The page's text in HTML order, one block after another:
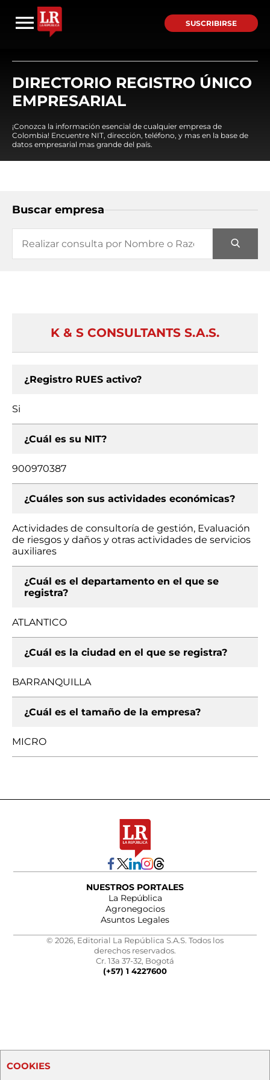
SUSCRIBIRSE
DIRECTORIO REGISTRO ÚNICO
EMPRESARIAL
¡Conozca la información esencial de cualquier empresa de
Colombia! Encuentre NIT, dirección, teléfono, y mas en la base de
datos empresarial mas grande del país.
Buscar empresa
K & S CONSULTANTS S.A.S.
¿Registro RUES activo?
Si
¿Cuál es su NIT?
900970387
¿Cuáles son sus actividades económicas?
Actividades de consultoría de gestión, Evaluación
de riesgos y daños y otras actividades de servicios
auxiliares
¿Cuál es el departamento en el que se
registra?
ATLANTICO
¿Cuál es la ciudad en el que se registra?
BARRANQUILLA
¿Cuál es el tamaño de la empresa?
MICRO
NUESTROS PORTALES
La República
Agronegocios
Asuntos Legales
© 2026, Editorial La República S.A.S. Todos los
derechos reservados.
Cr. 13a 37-32, Bogotá
(+57) 1 4227600
COOKIES